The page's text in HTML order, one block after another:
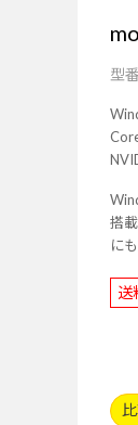
1TB
ネ
比16:10)/ Wi-Fi 7
内蔵/ 約2.75kg/ 3年間セ
証
搭
に
送